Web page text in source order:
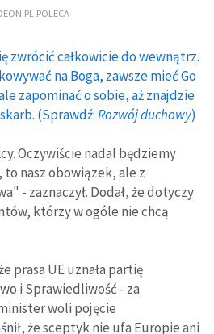
POLECA
zwrócić całkowicie do wewnątrz.
na Boga, zawsze mieć Go
zapominać o sobie, aż znajdzie
(Sprawdź:Rozwój duchowy)
Oczywiście nadal będziemy
nasz obowiązek, ale z
- zaznaczył. Dodał, że dotyczy
którzy w ogóle nie chcą
prasa UE uznała partię
i Sprawiedliwość - za
woli pojęcie
że sceptyk nie ufa Europie ani